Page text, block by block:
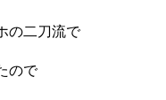
の二刀流で
ので